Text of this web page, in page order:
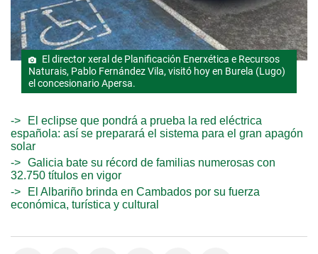
El director xeral de Planificación Enerxética e Recursos
Naturais, Pablo Fernández Vila, visitó hoy en Burela (Lugo)
el concesionario Apersa.
El eclipse que pondrá a prueba la red eléctrica
española: así se preparará el sistema para el gran apagón
solar
Galicia bate su récord de familias numerosas con
32.750 títulos en vigor
El Albariño brinda en Cambados por su fuerza
económica, turística y cultural